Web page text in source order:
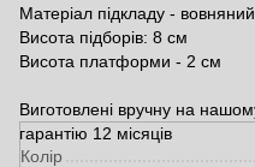
Матеріал підкладу -
Висота підборів: 8 см
Висота платформи - 2 см
Виготовлені вручну на
гарантію 12 місяців
Колір